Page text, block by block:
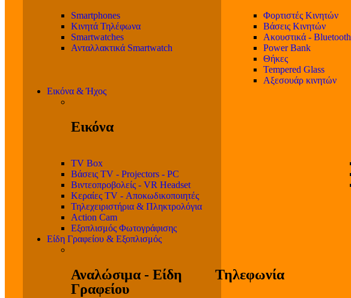
Smartphones
Κινητά Τηλέφωνα
Smartwatches
Ανταλλακτικά Smartwatch
Φορτιστές Κινητών
Βάσεις Κινητών
Ακουστικά - Bluetooth
Power Bank
Θήκες
Tempered Glass
Αξεσουάρ κινητών
Εικόνα & Ήχος
Εικόνα
TV Box
Βάσεις TV - Projectors - PC
Βιντεοπροβολείς - VR Headset
Κεραίες TV - Αποκωδικοποιητές
Τηλεχειριστήρια & Πληκτρολόγια
Action Cam
Εξοπλισμός Φωτογράφισης
Είδη Γραφείου & Εξοπλισμός
Αναλώσιμα - Είδη
Γραφείου
Τηλεφωνία